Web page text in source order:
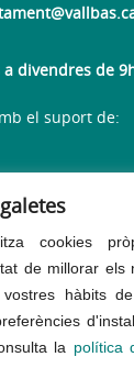
cookies
de millorar els
hàbits
la política
divendres de
el suport de: